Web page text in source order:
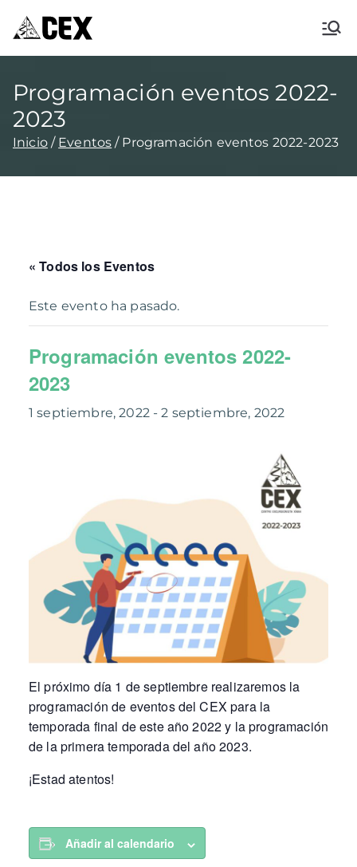
Programación eventos 2022-
2023
Inicio Eventos Programación eventos 2022-2023
« Todos los Eventos
Este evento ha pasado.
Programación eventos 2022-
2023
1 septiembre, 2022-2 septiembre, 2022
El próximo día 1 de septiembre realizaremos la
programación de eventos del CEX para la
temporada final de este año 2022 y la programación
de la primera temporada del año 2023.
¡Estad atentos!
Añadir al calendario